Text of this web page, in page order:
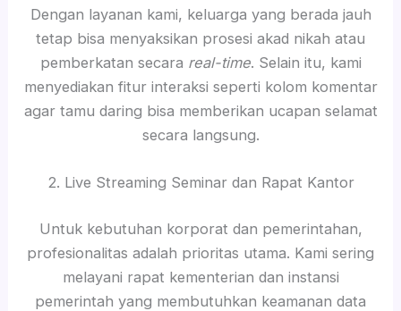
Dengan layanan kami, keluarga yang berada jauh
tetap bisa menyaksikan prosesi akad nikah atau
pemberkatan secara real-time. Selain itu, kami
menyediakan fitur interaksi seperti kolom komentar
agar tamu daring bisa memberikan ucapan selamat
secara langsung.
2. Live Streaming Seminar dan Rapat Kantor
Untuk kebutuhan korporat dan pemerintahan,
profesionalitas adalah prioritas utama. Kami sering
melayani rapat kementerian dan instansi
pemerintah yang membutuhkan keamanan data